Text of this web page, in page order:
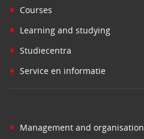
• Courses
• Learning and studying
• Studiecentra
• Service en informatie
• Management and organisation